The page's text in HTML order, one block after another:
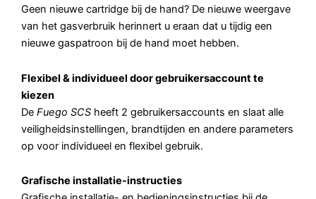
Geen nieuwe cartridge bij de hand? De nieuwe weergave
van het gasverbruik herinnert u eraan dat u tijdig een
nieuwe gaspatroon bij de hand moet hebben.
Flexibel & individueel door gebruikersaccount te
kiezen
De Fuego SCS heeft 2 gebruikersaccounts en slaat alle
veiligheidsinstellingen, brandtijden en andere parameters
op voor individueel en flexibel gebruik.
Grafische installatie-instructies